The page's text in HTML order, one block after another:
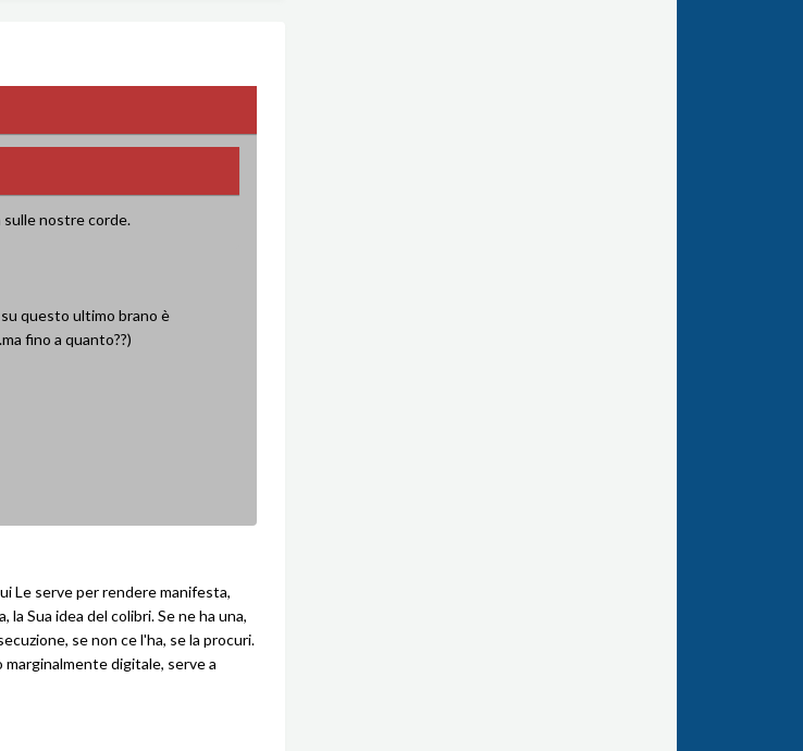
sulle nostre corde.
questo ultimo brano è
fino a quanto??)
Le serve per rendere manifesta,
Sua idea del colibri. Se ne ha una,
se non ce l'ha, se la procuri.
digitale, serve a